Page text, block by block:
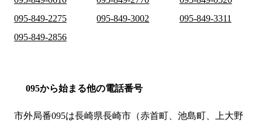
095-849-2275
095-849-3002
095-849-3311
095-849-2856
095から始まる他の電話番号
市外局番095は長崎県長崎市（赤首町、池島町、上大野